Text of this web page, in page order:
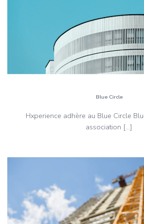
Blue Circle
Hxperience adhère au Blue Circle
association […]